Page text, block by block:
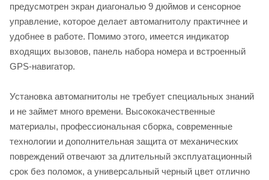
предусмотрен экран диагональю 9 дюймов и сенсорное
управление, которое делает автомагнитолу практичнее и
удобнее в работе. Помимо этого, имеется индикатор
входящих вызовов, панель набора номера и встроенный
GPS-навигатор.
Установка автомагнитолы не требует специальных знаний
и не займет много времени. Высококачественные
материалы, профессиональная сборка, современные
технологии и дополнительная защита от механических
повреждений отвечают за длительный эксплуатационный
срок без поломок, а универсальный черный цвет отлично